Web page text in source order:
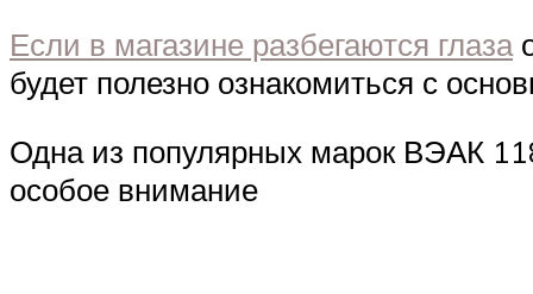
Если в магазине разбегаются глаза
будет полезно ознакомиться с
Одна из популярных марок ВЭАК
особое внимание